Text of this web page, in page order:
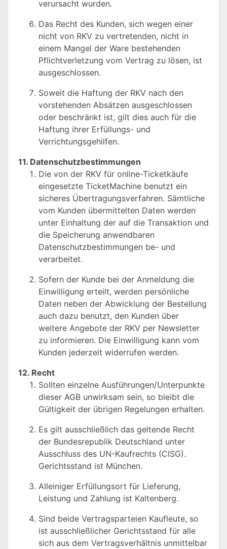
verursacht wurden.
Das Recht des Kunden, sich wegen einer
nicht von RKV zu vertretenden, nicht in
einem Mangel der Ware bestehenden
Pflichtverletzung vom Vertrag zu lösen, ist
ausgeschlossen.
Soweit die Haftung der RKV nach den
vorstehenden Absätzen ausgeschlossen
oder beschränkt ist, gilt dies auch für die
Haftung ihrer Erfüllungs- und
Verrichtungsgehilfen.
11. Datenschutzbestimmungen
Die von der RKV für online-Ticketkäufe
eingesetzte TicketMachine benutzt ein
sicheres Übertragungsverfahren. Sämtliche
vom Kunden übermittelten Daten werden
unter Einhaltung der auf die Transaktion und
die Speicherung anwendbaren
Datenschutzbestimmungen be- und
verarbeitet.
Sofern der Kunde bei der Anmeldung die
Einwilligung erteilt, werden persönliche
Daten neben der Abwicklung der Bestellung
auch dazu benutzt, den Kunden über
weitere Angebote der RKV per Newsletter
zu informieren. Die Einwilligung kann vom
Kunden jederzeit widerrufen werden.
12. Recht
Sollten einzelne Ausführungen/Unterpunkte
dieser AGB unwirksam sein, so bleibt die
Gültigkeit der übrigen Regelungen erhalten.
Es gilt ausschließlich das geltende Recht
der Bundesrepublik Deutschland unter
Ausschluss des UN-Kaufrechts (CISG).
Gerichtsstand ist München.
Alleiniger Erfüllungsort für Lieferung,
Leistung und Zahlung ist Kaltenberg.
Sind beide Vertragsparteien Kaufleute, so
ist ausschließlicher Gerichtsstand für alle
sich aus dem Vertragsverhältnis unmittelbar